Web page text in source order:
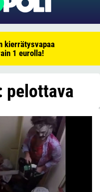
kierrätysvapaa
1 eurolla!
pelottava